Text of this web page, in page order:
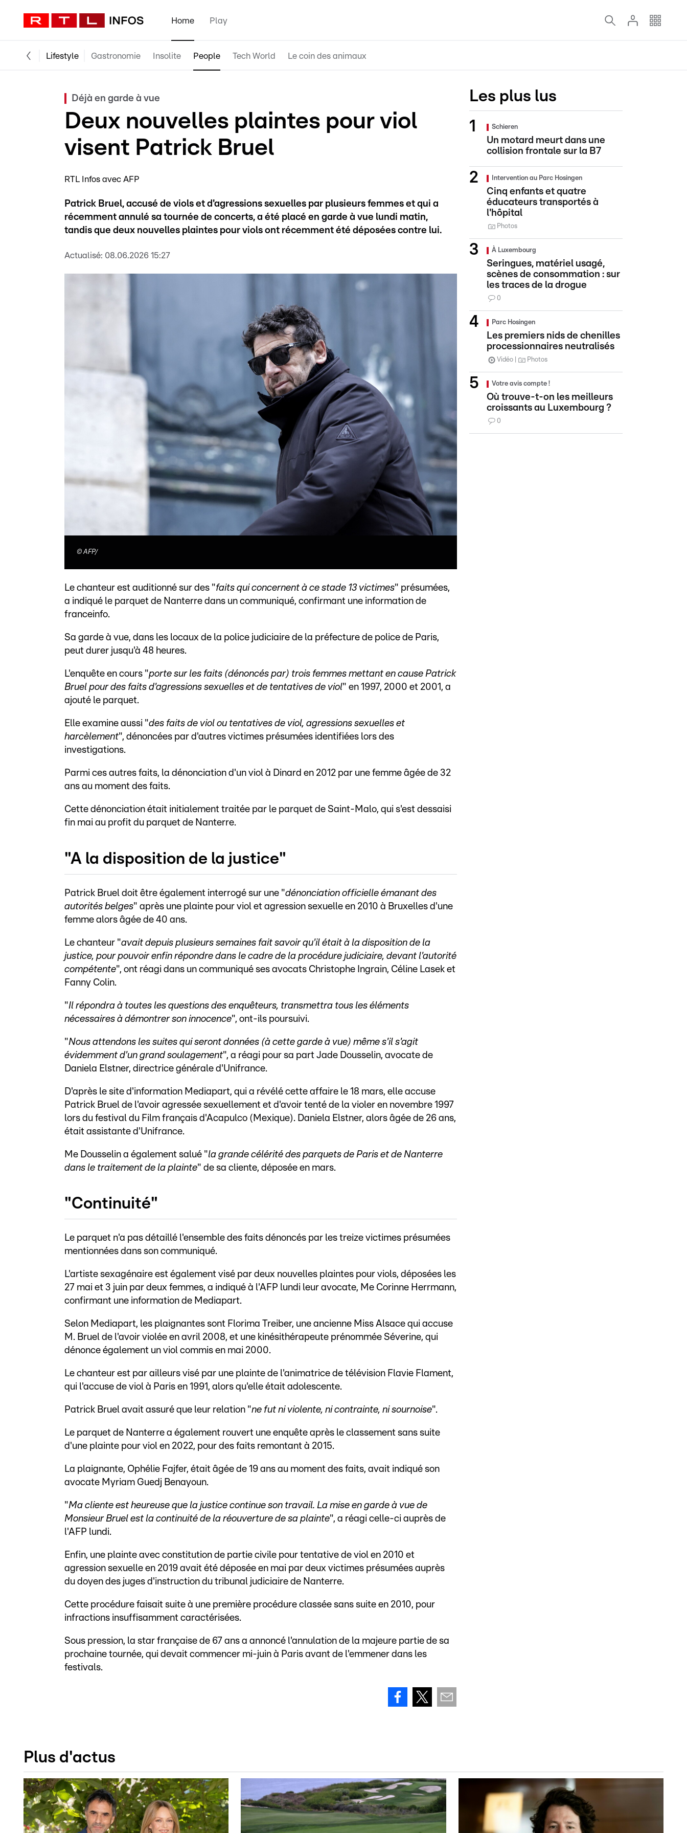
Home Play
Lifestyle Gastronomie Insolite People Tech World Le coin des animaux
Déjà en garde à vue
Deux nouvelles plaintes pour viol
visent Patrick Bruel
RTL Infos avec AFP
Patrick Bruel, accusé de viols et d'agressions sexuelles par plusieurs femmes et qui a
récemment annulé sa tournée de concerts, a été placé en garde à vue lundi matin,
tandis que deux nouvelles plaintes pour viols ont récemment été déposées contre lui.
Actualisé: 08.06.2026 15:27
©AFP/
Le chanteur est auditionné sur des "faits qui concernent à ce stade 13 victimes" présumées,
a indiqué le parquet de Nanterre dans un communiqué, confirmant une information de
franceinfo.
Sa garde à vue, dans les locaux de la police judiciaire de la préfecture de police de Paris,
peut durer jusqu'à 48 heures.
L'enquête en cours "porte sur les faits (dénoncés par) trois femmes mettant en cause Patrick
Bruel pour des faits d'agressions sexuelles et de tentatives de viol" en 1997, 2000 et 2001, a
ajouté le parquet.
Elle examine aussi "des faits de viol ou tentatives de viol, agressions sexuelles et
harcèlement", dénoncées par d'autres victimes présumées identifiées lors des
investigations.
Parmi ces autres faits, la dénonciation d'un viol à Dinard en 2012 par une femme âgée de 32
ans au moment des faits.
Cette dénonciation était initialement traitée par le parquet de Saint-Malo, qui s'est dessaisi
fin mai au profit du parquet de Nanterre.
"A la disposition de la justice"
Patrick Bruel doit être également interrogé sur une "dénonciation officielle émanant des
autorités belges" après une plainte pour viol et agression sexuelle en 2010 à Bruxelles d'une
femme alors âgée de 40 ans.
Le chanteur "avait depuis plusieurs semaines fait savoir qu'il était à la disposition de la
justice, pour pouvoir enfin répondre dans le cadre de la procédure judiciaire, devant l'autorité
compétente", ont réagi dans un communiqué ses avocats Christophe Ingrain, Céline Lasek et
Fanny Colin.
"Il répondra à toutes les questions des enquêteurs, transmettra tous les éléments
nécessaires à démontrer son innocence", ont-ils poursuivi.
"Nous attendons les suites qui seront données (à cette garde à vue) même s'il s'agit
évidemment d'un grand soulagement", a réagi pour sa part Jade Dousselin, avocate de
Daniela Elstner, directrice générale d'Unifrance.
D'après le site d'information Mediapart, qui a révélé cette affaire le 18 mars, elle accuse
Patrick Bruel de l'avoir agressée sexuellement et d'avoir tenté de la violer en novembre 1997
lors du festival du Film français d'Acapulco (Mexique). Daniela Elstner, alors âgée de 26 ans,
était assistante d'Unifrance.
Me Dousselin a également salué "la grande célérité des parquets de Paris et de Nanterre
dans le traitement de la plainte" de sa cliente, déposée en mars.
"Continuité"
Le parquet n'a pas détaillé l'ensemble des faits dénoncés par les treize victimes présumées
mentionnées dans son communiqué.
L'artiste sexagénaire est également visé par deux nouvelles plaintes pour viols, déposées les
27 mai et 3 juin par deux femmes, a indiqué à l'AFP lundi leur avocate, Me Corinne Herrmann,
confirmant une information de Mediapart.
Selon Mediapart, les plaignantes sont Florima Treiber, une ancienne Miss Alsace qui accuse
M. Bruel de l'avoir violée en avril 2008, et une kinésithérapeute prénommée Séverine, qui
dénonce également un viol commis en mai 2000.
Le chanteur est par ailleurs visé par une plainte de l'animatrice de télévision Flavie Flament,
qui l'accuse de viol à Paris en 1991, alors qu'elle était adolescente.
Patrick Bruel avait assuré que leur relation "ne fut ni violente, ni contrainte, ni sournoise".
Le parquet de Nanterre a également rouvert une enquête après le classement sans suite
d'une plainte pour viol en 2022, pour des faits remontant à 2015.
La plaignante, Ophélie Fajfer, était âgée de 19 ans au moment des faits, avait indiqué son
avocate Myriam Guedj Benayoun.
"Ma cliente est heureuse que la justice continue son travail. La mise en garde à vue de
Monsieur Bruel est la continuité de la réouverture de sa plainte", a réagi celle-ci auprès de
l'AFP lundi.
Enfin, une plainte avec constitution de partie civile pour tentative de viol en 2010 et
agression sexuelle en 2019 avait été déposée en mai par deux victimes présumées auprès
du doyen des juges d'instruction du tribunal judiciaire de Nanterre.
Cette procédure faisait suite à une première procédure classée sans suite en 2010, pour
infractions insuffisamment caractérisées.
Sous pression, la star française de 67 ans a annoncé l'annulation de la majeure partie de sa
prochaine tournée, qui devait commencer mi-juin à Paris avant de l'emmener dans les
festivals.
Les plus lus
Schieren
Un motard meurt dans une
collision frontale sur la B7
Intervention au Parc Hosingen
Cinq enfants et quatre
éducateurs transportés à
l'hôpital
Photos
À Luxembourg
Seringues, matériel usagé,
scènes de consommation : sur
les traces de la drogue
0
Parc Hosingen
Les premiers nids de chenilles
processionnaires neutralisés
Vidéo Photos
Votre avis compte !
Où trouve-t-on les meilleurs
croissants au Luxembourg ?
0
Plus d'actus